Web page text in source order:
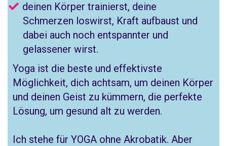
deinen Körper trainierst, deine
Schmerzen loswirst, Kraft aufbaust und
dabei auch noch entspannter und
gelassener wirst.
Yoga ist die beste und effektivste
Möglichkeit, dich achtsam, um deinen Körper
und deinen Geist zu kümmern, die perfekte
Lösung, um gesund alt zu werden.
Ich stehe für YOGA ohne Akrobatik. Aber